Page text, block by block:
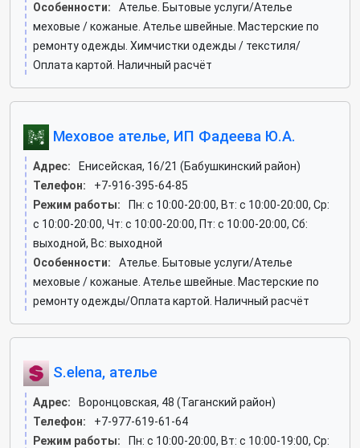
Особенности:
Ателье. Бытовые услуги/Ателье
меховые / кожаные. Ателье швейные. Мастерские по
ремонту одежды. Химчистки одежды / текстиля/
Оплата картой. Наличный расчёт
Меховое ателье, ИП Фадеева Ю.А.
Адрес:
Енисейская, 16/21 (Бабушкинский район)
Телефон:
+7-916-395-64-85
Режим работы:
Пн: c 10:00-20:00, Вт: c 10:00-20:00, Ср:
c 10:00-20:00, Чт: c 10:00-20:00, Пт: c 10:00-20:00, Сб:
выходной, Вс: выходной
Особенности:
Ателье. Бытовые услуги/Ателье
меховые / кожаные. Ателье швейные. Мастерские по
ремонту одежды/Оплата картой. Наличный расчёт
S.elena, ателье
Адрес:
Воронцовская, 48 (Таганский район)
Телефон:
+7-977-619-61-64
Режим работы:
Пн: c 10:00-20:00, Вт: c 10:00-19:00, Ср: